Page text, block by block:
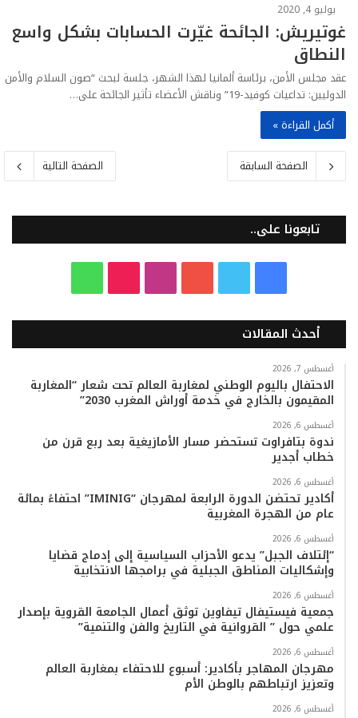
يوليو 4, 2020
غوتيريش: الجائحة غيّرت الحسابات بشكل واسع
النطاق
عقد مجلس الأمن، برئاسة ألمانيا لهذا الشهر، جلسة لبحث “صون السلام والأمن
الدوليين: تداعيات كوفيد-19” وناقش الأعضاء تأثير الجائحة على…
أكمل القراءة »
الصفحة السابقة الصفحة التالية
تابعونا على..
س
و
ك
ي
ت
ر
ت
ي
و
ب
س
ت
ق
ر
م
k
o
k
ت
س
ب
أحدث المقالات
أغسطس 7, 2026
الاحتفال باليوم الوطني لمغاربة العالم تحت شعار “المغاربة
المقيمون بالخارج في خدمة أوراش المغرب 2030”
أغسطس 6, 2026
ندوة بتافراوت تستحضر مسار الأمازيغية بعد ربع قرن من
خطاب أجدير
أغسطس 6, 2026
أكادير تحتضن الدورة الرابعة لمهرجان “IMINIG” احتفاءً بمائة
عام من الهجرة المغربية
أغسطس 6, 2026
“إئتلاف الجبل” يدعو الأحزاب السياسية إلى إدماج قضايا
وإشكاليات المناطق الجبلية في برامجها الانتخابية
أغسطس 6, 2026
جمعية فيستيفال تيفاوين توثق أعمال الجامعة القروية بإصدار
علمي حول ” القروانية في التاريخ والفن والتنمية”
أغسطس 6, 2026
مهرجان المهاجر بأكادير: أسبوع للاحتفاء بمغاربة العالم
وتعزيز ارتباطهم بالوطن الأم
أغسطس 6, 2026